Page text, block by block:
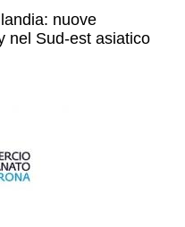
nuove
nel Sud-est asiatico